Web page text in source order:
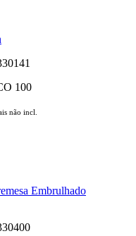
100
não incl.
Embrulhado